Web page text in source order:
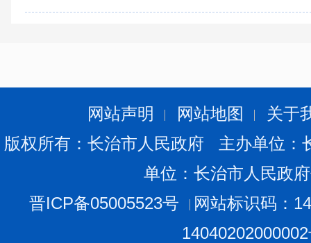
网站声明 网站地图
关于
版权所有：长治市人民政府 主办单位
单位：长治市人民政
晋ICP备05005523号
网站标识码：